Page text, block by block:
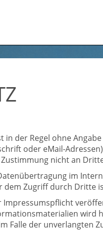
in der Regel ohne
oder eMail-
nicht an
im
dem Zugriff durch Dritte
Impressumspflicht
wird
Falle der unverlangten